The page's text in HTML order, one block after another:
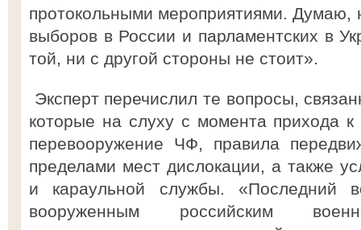
протокольными мероприятиями. Думаю,
выборов в России и парламентских в
той, ни с другой стороны не стоит».
Эксперт перечислил те вопросы,
которые на слуху с момента прихода к
перевооружение ЧФ, правила
пределами мест дислокации, а также
и караульной службы. «Последний
вооруженным российским